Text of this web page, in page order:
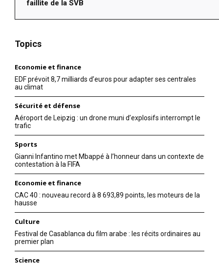
faillite de la SVB
Topics
Economie et finance
EDF prévoit 8,7 milliards d’euros pour adapter ses centrales
au climat
Sécurité et défense
Aéroport de Leipzig : un drone muni d’explosifs interrompt le
trafic
Sports
Gianni Infantino met Mbappé à l’honneur dans un contexte de
contestation à la FIFA
Economie et finance
CAC 40 : nouveau record à 8 693,89 points, les moteurs de la
hausse
Culture
Festival de Casablanca du film arabe : les récits ordinaires au
premier plan
Science